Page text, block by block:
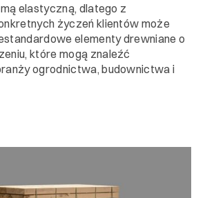
elastyczną, dlatego z
życzeń klientów może
elementy drewniane o
które mogą znaleźć
ogrodnictwa, budownictwa i